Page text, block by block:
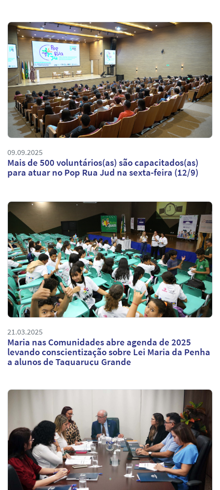
09.09.2025
Mais de 500 voluntários(as) são capacitados(as)
para atuar no Pop Rua Jud na sexta-feira (12/9)
21.03.2025
Maria nas Comunidades abre agenda de 2025
levando conscientização sobre Lei Maria da Penha
a alunos de Taquaruçu Grande